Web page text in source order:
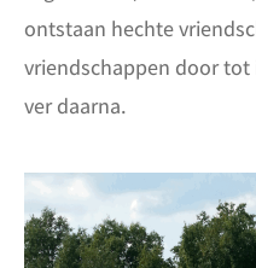
ontstaan hechte
vriendschappen door
ver daarna.